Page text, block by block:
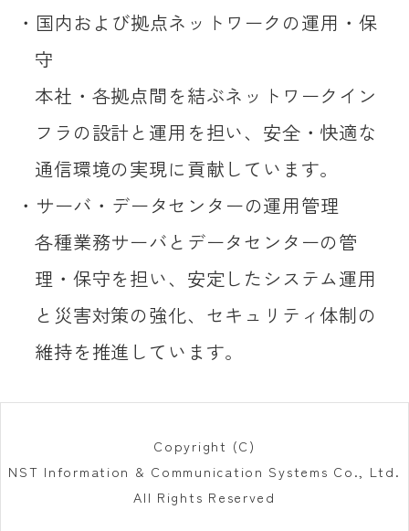
国内および拠点ネットワークの運用・保
守
本社・各拠点間を結ぶネットワークイン
フラの設計と運用を担い、安全・快適な
通信環境の実現に貢献しています。
サーバ・データセンターの運用管理
各種業務サーバとデータセンターの管
理・保守を担い、安定したシステム運用
と災害対策の強化、セキュリティ体制の
維持を推進しています。
Copyright (C)
NST Information & Communication Systems Co., Ltd.
All Rights Reserved